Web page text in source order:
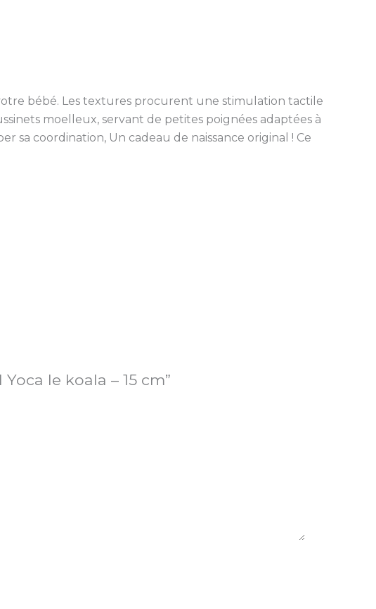
bébé. Les textures procurent une stimulation tactile
moelleux, servant de petites poignées adaptées à
sa coordination, Un cadeau de naissance original ! Ce
le koala – 15 cm”